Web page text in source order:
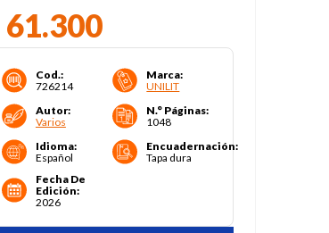
61.300
Cod.:
726214
Marca:
UNILIT
Autor:
Varios
N.° Páginas:
1048
Idioma:
Español
Encuadernación:
Tapa dura
Fecha De
Edición:
2026